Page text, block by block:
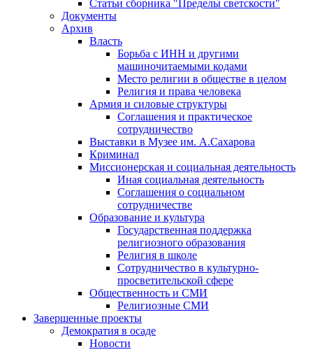
Статьи сборника "Пределы светскости"
Документы
Архив
Власть
Борьба с ИНН и другими
машиночитаемыми кодами
Место религии в обществе в целом
Религия и права человека
Армия и силовые структуры
Соглашения и практическое
сотрудничество
Выставки в Музее им. А.Сахарова
Криминал
Миссионерская и социальная деятельность
Иная социальная деятельность
Соглашения о социальном
сотрудничестве
Образование и культура
Государственная поддержка
религиозного образования
Религия в школе
Сотрудничество в культурно-
просветительской сфере
Общественность и СМИ
Религиозные СМИ
Завершенные проекты
Демократия в осаде
Новости